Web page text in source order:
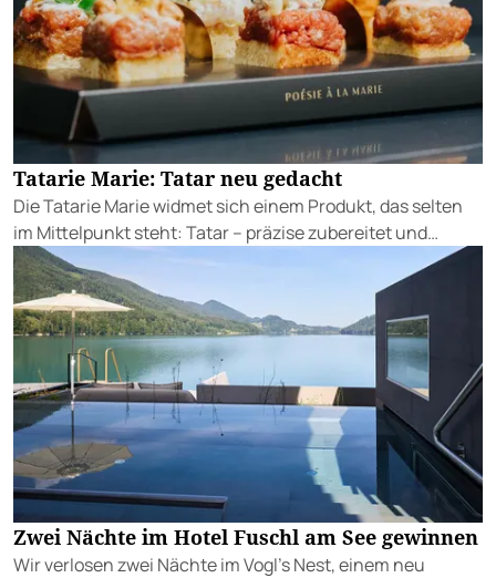
Tatarie Marie: Tatar neu gedacht
Die Tatarie Marie widmet sich einem Produkt, das selten
im Mittelpunkt steht: Tatar – präzise zubereitet und
vielfältig interpretiert.
Zwei Nächte im Hotel Fuschl am See gewinnen
Wir verlosen zwei Nächte im Vogl’s Nest, einem neu